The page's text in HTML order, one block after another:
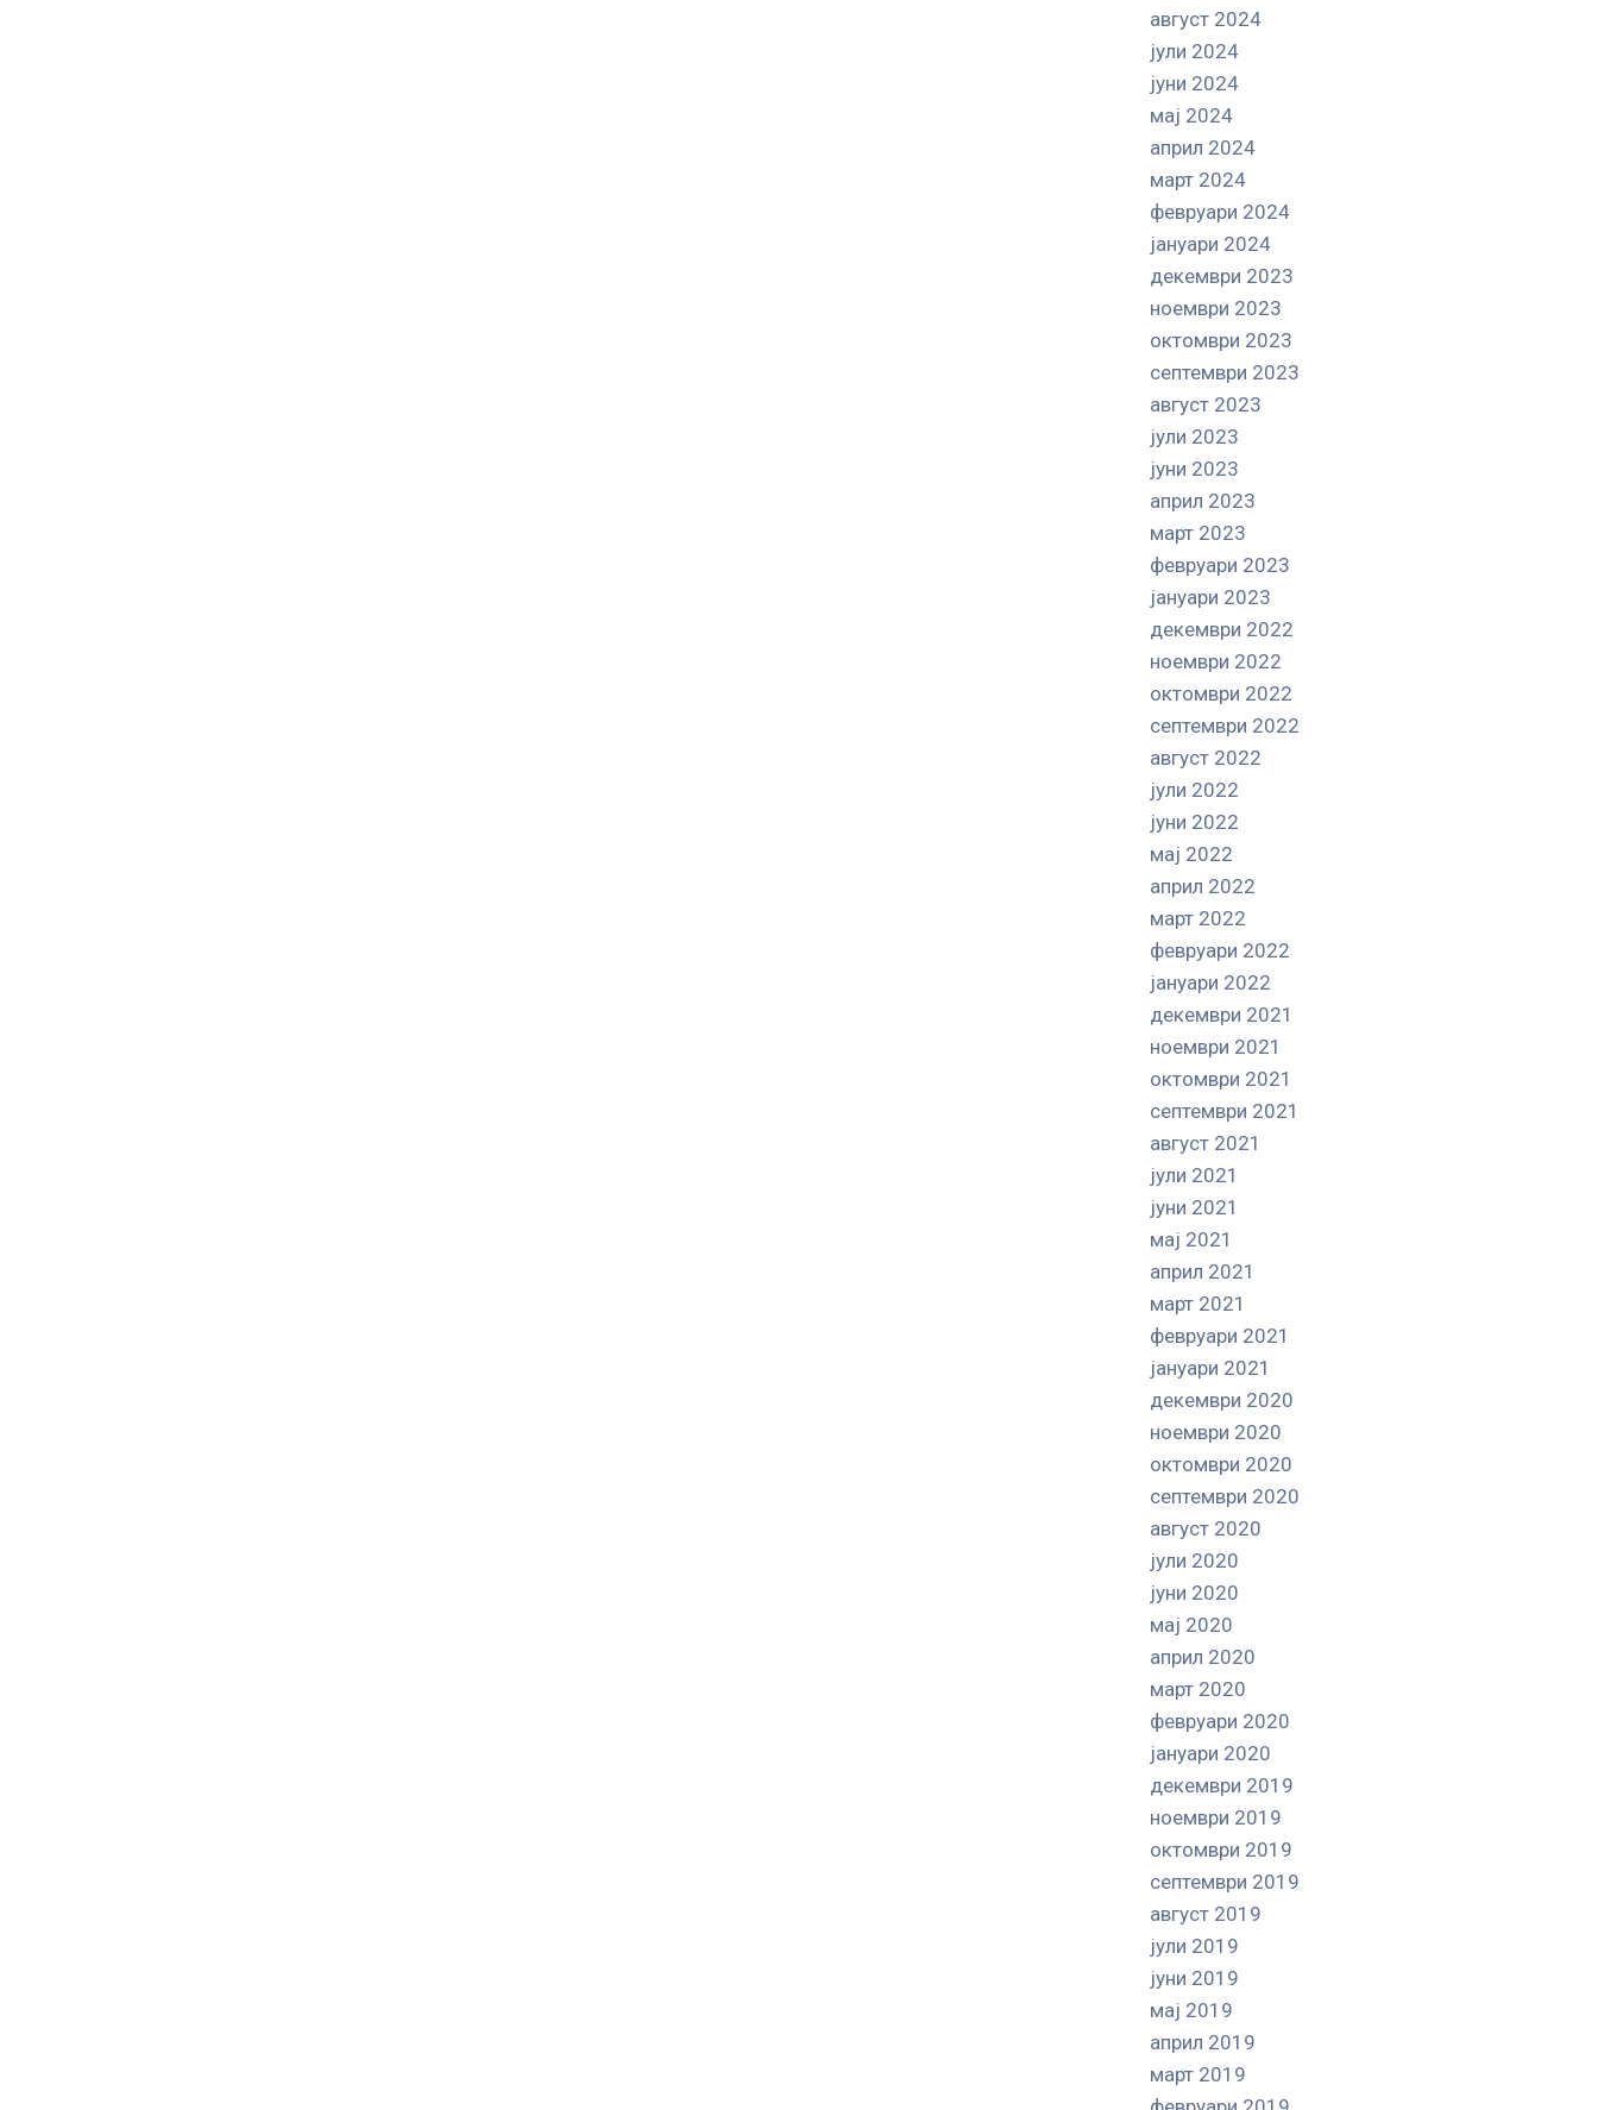
август 2024
јули 2024
јуни 2024
мај 2024
април 2024
март 2024
февруари 2024
јануари 2024
декември 2023
ноември 2023
октомври 2023
септември 2023
август 2023
јули 2023
јуни 2023
април 2023
март 2023
февруари 2023
јануари 2023
декември 2022
ноември 2022
октомври 2022
септември 2022
август 2022
јули 2022
јуни 2022
мај 2022
април 2022
март 2022
февруари 2022
јануари 2022
декември 2021
ноември 2021
октомври 2021
септември 2021
август 2021
јули 2021
јуни 2021
мај 2021
април 2021
март 2021
февруари 2021
јануари 2021
декември 2020
ноември 2020
октомври 2020
септември 2020
август 2020
јули 2020
јуни 2020
мај 2020
април 2020
март 2020
февруари 2020
јануари 2020
декември 2019
ноември 2019
октомври 2019
септември 2019
август 2019
јули 2019
јуни 2019
мај 2019
април 2019
март 2019